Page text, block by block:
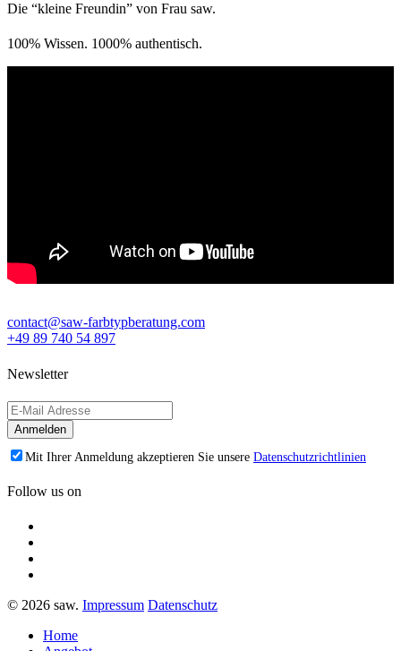
Die “kleine Freundin” von Frau saw.
100% Wissen. 1000% authentisch.
contact@saw-farbtypberatung.com
+49 89 740 54 897
Newsletter
Mit Ihrer Anmeldung akzeptieren Sie unsere Datenschutzrichtlinien
Follow us on
© 2026 saw. Impressum Datenschutz
Home